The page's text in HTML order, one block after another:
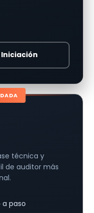
técnica y
de auditor más
paso